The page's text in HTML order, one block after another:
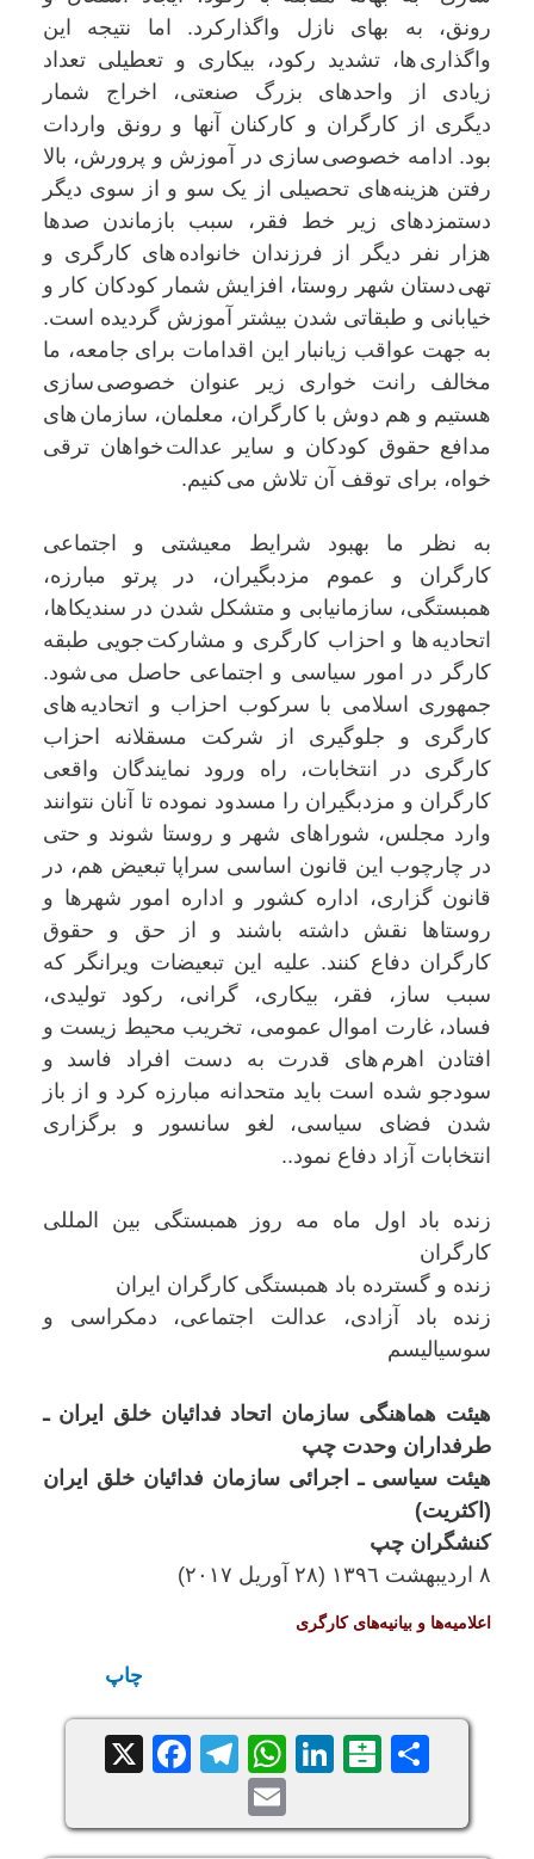
رونق، به بهای نازل واگذارکرد. اما نتیجە این
واگذاری ها، تشدید رکود، بیکاری و تعطیلی تعداد
زیادی از واحدهای بزرگ صنعتی، اخراج شمار
دیگری از کارگران و کارکنان آنها و رونق واردات
بود. ادامە خصوصی سازی در آموزش و پرورش، بالا
رفتن هزینەهای تحصیلی از یک سو و از سوی دیگر
دستمزدهای زیر خط فقر، سبب بازماندن صدها
هزار نفر دیگر از فرزندان خانوادە های کارگری و
تهی دستان شهر روستا، افزایش شمار کودکان کار و
خیابانی و طبقاتی شدن بیشتر آموزش گردیدە است.
بە جهت عواقب زیانبار این اقدامات برای جامعە، ما
مخالف رانت خواری زير عنوان خصوصی سازی
هستیم و هم دوش با کارگران، معلمان، سازمان های
مدافع حقوق کودکان و سایر عدالت خواهان ترقی
خواە، برای توقف آن تلاش می کنیم.
بە نظر ما بهبود شرایط معیشتی و اجتماعی
کارگران و عموم مزدبگیران، در پرتو مبارزه،
همبستگی، سازمانیابی و متشکل شدن در سنديکاها،
اتحادیە ها و احزاب کارگری و مشارکت جویی طبقە
کارگر در امور سیاسی و اجتماعی حاصل می شود.
جمهوری اسلامی با سرکوب احزاب و اتحادیە های
کارگری و جلوگیری از شرکت مسقلانە احزاب
کارگری در انتخابات، راە ورود نمایندگان واقعی
کارگران و مزدبگیران را مسدود نمودە تا آنان نتوانند
وارد مجلس، شوراهای شهر و روستا شوند و حتی
در چارچوب این قانون اساسی سراپا تبعیض هم، در
قانون گزاری، ادارە کشور و ادارە امور شهرها و
روستاها نقش داشتە باشند و از حق و حقوق
کارگران دفاع کنند. علیە این تبعیضات ویرانگر کە
سبب ساز، فقر، بیکاری، گرانی، رکود تولیدی،
فساد، غارت اموال عمومی، تخریب محیط زیست و
افتادن اهرم های قدرت بە دست افراد فاسد و
سودجو شدە است باید متحدانه مبارزه کرد و از باز
شدن فضای سیاسی، لغو سانسور و برگزاری
انتخابات آزاد دفاع نمود..
زندە باد اول ماە مە روز همبستگی بین المللی
کارگران
زندە و گستردە باد همبستگی کارگران ایران
زندە باد آزادی، عدالت اجتماعی، دمکراسی و
سوسياليسم
هیئت هماهنگی سازمان اتحاد فدائیان خلق ایران ـ
طرفداران وحدت چپ
هيئت سياسی ـ اجرائی سازمان فدائيان خلق ايران
(اکثريت)
کنشگران چپ
اعلامیه‌ها و بیانیه‌های کارگری
چاپ
Share
Balatarin
LinkedIn
WhatsApp
Telegram
Facebook
X
Email